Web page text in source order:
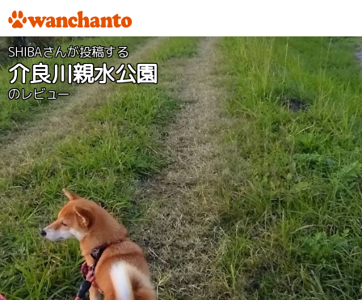
SHIBAさんが投稿する
介良川親水公園
のレビュー